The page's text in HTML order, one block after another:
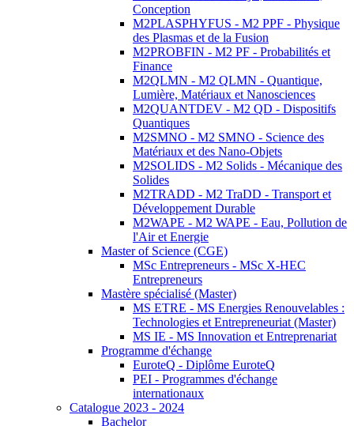
Conception
M2PLASPHYFUS - M2 PPF - Physique
des Plasmas et de la Fusion
M2PROBFIN - M2 PF - Probabilités et
Finance
M2QLMN - M2 QLMN - Quantique,
Lumière, Matériaux et Nanosciences
M2QUANTDEV - M2 QD - Dispositifs
Quantiques
M2SMNO - M2 SMNO - Science des
Matériaux et des Nano-Objets
M2SOLIDS - M2 Solids - Mécanique des
Solides
M2TRADD - M2 TraDD - Transport et
Développement Durable
M2WAPE - M2 WAPE - Eau, Pollution de
l'Air et Energie
Master of Science (CGE)
MSc Entrepreneurs - MSc X-HEC
Entrepreneurs
Mastère spécialisé (Master)
MS ETRE - MS Energies Renouvelables :
Technologies et Entrepreneuriat (Master)
MS IE - MS Innovation et Entreprenariat
Programme d'échange
EuroteQ - Diplôme EuroteQ
PEI - Programmes d'échange
internationaux
Catalogue 2023 - 2024
Bachelor